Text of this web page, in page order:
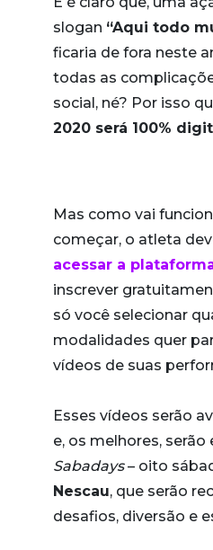
slogan “Aqui todo
ficaria de fora neste
todas as
social, né? Por isso
2020 será 100%
Mas como vai
começar, o atleta
acessar a
inscrever
só você selecionar
modalidades quer
vídeos de suas
Esses vídeos serão
e, os melhores, serão
Sabadays– oito
Nescau, que serão
desafios, diversão e